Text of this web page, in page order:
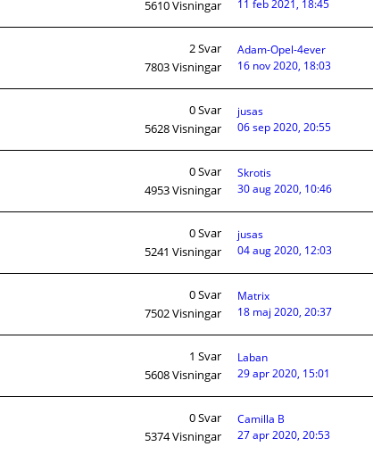
5610Visningar
11 feb 2021, 18:45
2Svar
7803Visningar
Adam-Opel-4ever
16 nov 2020, 18:03
0Svar
5628Visningar
jusas
06 sep 2020, 20:55
0Svar
4953Visningar
Skrotis
30 aug 2020, 10:46
0Svar
5241 Visningar
jusas
04 aug 2020, 12:03
0Svar
7502Visningar
Matrix
18 maj 2020, 20:37
1 Svar
5608Visningar
Laban
29 apr 2020, 15:01
0Svar
5374Visningar
Camilla B
27 apr 2020, 20:53